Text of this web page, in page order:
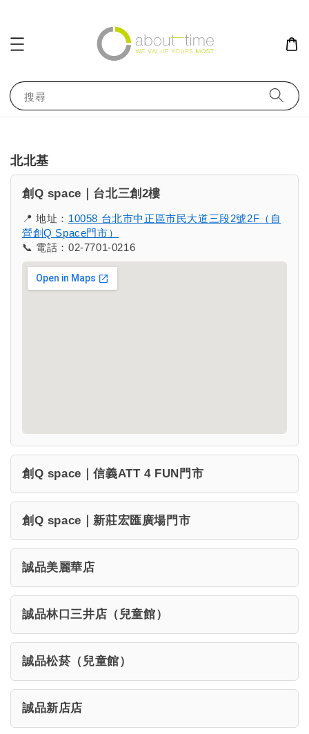
搜尋
北北基
創Q space｜台北三創2樓
📍 地址： 10058 台北市中正區市民大道三段2號2F（自
營創Q Space門市）
📞 電話：02-7701-0216
創Q space｜信義ATT 4 FUN門市
創Q space｜新莊宏匯廣場門市
誠品美麗華店
誠品林口三井店（兒童館）
誠品松菸（兒童館）
誠品新店店